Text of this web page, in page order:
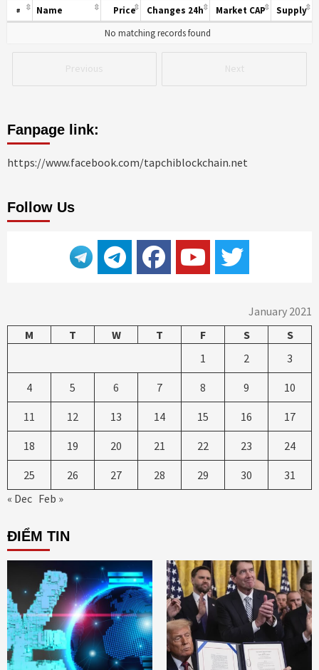
Previous Next
# Name Price Changes 24h Market CAP
Supply
No matching records found
Fanpage link:
https://www.facebook.com/tapchiblockchain.net
Follow Us
January 2021
M
T W T F S
S
1
2 3
4 5 6 7 8 9 10
11 12 13 14 15 16 17
18 19 20 21 22 23 24
25 26 27 28 29 30
31
« Dec Feb »
ĐIỂM TIN